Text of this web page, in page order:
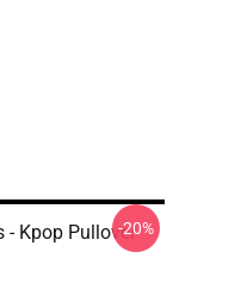
- Kpop Pullover-20%